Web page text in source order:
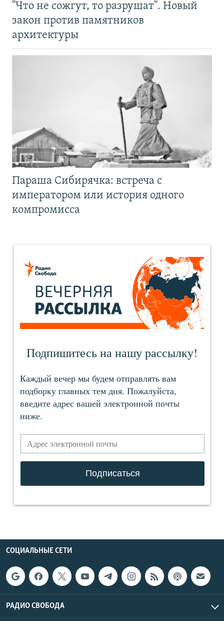
"Что не сожгут, то разрушат". Новый
закон против памятников
архитектуры
Параша Сибирячка: встреча с
императором или история одного
компромисса
СОЦИАЛЬНЫЕ СЕТИ
РАДИО СВОБОДА